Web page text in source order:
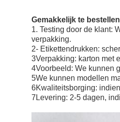
Gemakkelijk te
1. Testing door de klant:
verpakking.
2- Etikettendrukken:
3Verpakking: karton met
4Voorbeeld: We kunnen
5We kunnen modellen
6Kwaliteitsborging:
7Levering: 2-5 dagen,